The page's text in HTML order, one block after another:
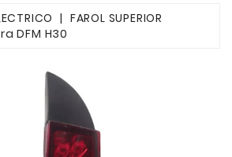
FAROL SUPERIOR
DFM H30